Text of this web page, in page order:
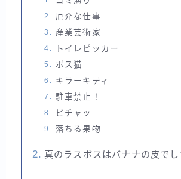
厄介な仕事
産業芸術家
トイレピッカー
ボス猫
キラーキティ
駐車禁止！
ピチャッ
落ちる果物
真のラスボスはバナナの皮でし